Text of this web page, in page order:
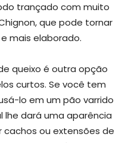
trançado com muito
que pode tornar
mais elaborado.
queixo é outra opção
curtos. Se você tem
lo em um pão varrido
lhe dará uma aparência
ou extensões de